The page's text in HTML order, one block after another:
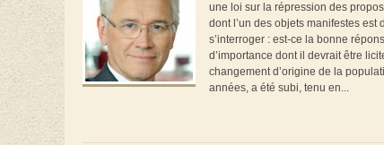
une loi sur la répression des
dont l’un des objets manifestes
s’interroger : est-ce la bonne
d’importance dont il devrait être
changement d’origine de la
années, a été subi, tenu en...